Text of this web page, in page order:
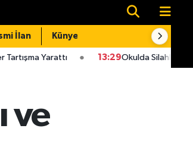
İlan Künye
13:29Okulda Silahlı Saldırı 5 Öğretmen
ve